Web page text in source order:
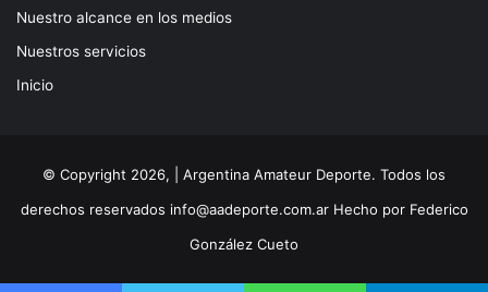
Nuestro alcance en los medios
Nuestros servicios
Inicio
© Copyright 2026, | Argentina Amateur Deporte. Todos los
derechos reservados info@aadeporte.com.arHecho por Federico
González Cueto